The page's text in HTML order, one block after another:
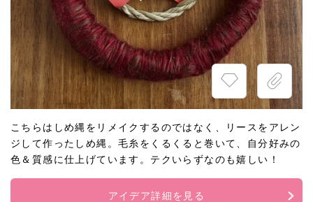
こちらはしめ縄をリメイクするのではなく、リースをアレン
ジして作ったしめ縄。毛糸をくるくると巻いて、自分好みの
色＆質感に仕上げています。テクいらずなのも嬉しい！
アイデア詳細を見る